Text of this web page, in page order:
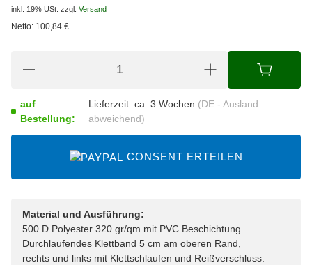
inkl. 19% USt. zzgl. Versand
Netto: 100,84 €
auf
Bestellung:
Lieferzeit: ca. 3 Wochen (DE - Ausland
abweichend)
CONSENT ERTEILEN
Material und Ausführung:
500 D Polyester 320 gr/qm mit PVC Beschichtung.
Durchlaufendes Klettband 5 cm am oberen Rand,
rechts und links mit Klettschlaufen und Reißverschluss.